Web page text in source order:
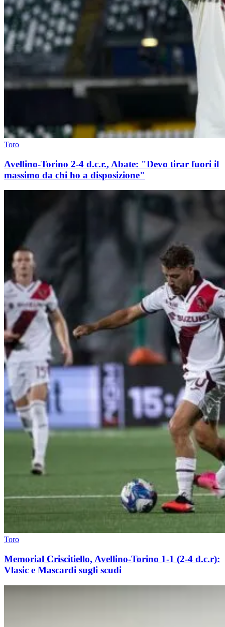
Toro
Avellino-Torino 2-4 d.c.r., Abate: "Devo tirar fuori il
massimo da chi ho a disposizione"
Toro
Memorial Criscitiello, Avellino-Torino 1-1 (2-4 d.c.r):
Vlasic e Mascardi sugli scudi